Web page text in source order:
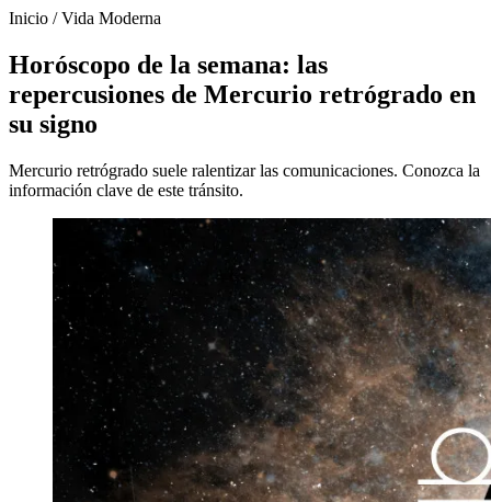
Inicio /Vida Moderna
Horóscopo de la semana: las
repercusiones de Mercurio retrógrado en
su signo
Mercurio retrógrado suele ralentizar las comunicaciones. Conozca la
información clave de este tránsito.